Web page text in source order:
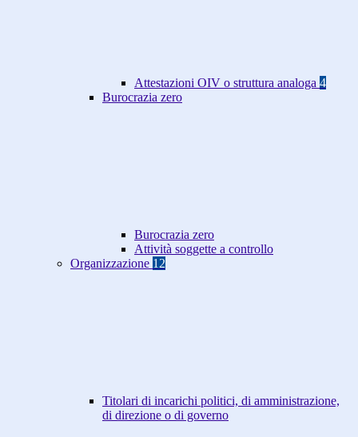
Attestazioni OIV o struttura analoga 4
Burocrazia zero
Burocrazia zero
Attività soggette a controllo
Organizzazione 12
Titolari di incarichi politici, di amministrazione,
di direzione o di governo